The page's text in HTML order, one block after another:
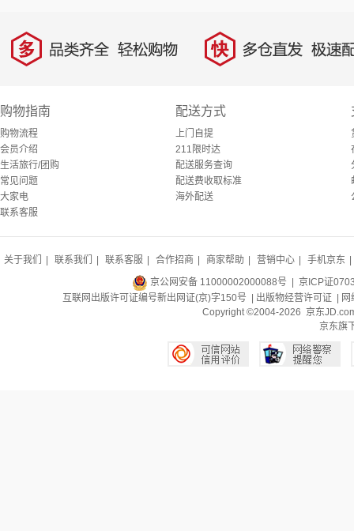
多 品类齐全，轻松购物 快 多仓直发，极速配
购物指南
购物流程
会员介绍
生活旅行/团购
常见问题
大家电
联系客服
配送方式
上门自提
211限时达
配送服务查询
配送费收取标准
海外配送
关于我们 联系我们 联系客服 合作招商 商家帮助 营销中心 手机京东
京公网安备 11000002000088号 | 京ICP证
互联网出版许可证编号新出网证(京)字150号 | 出版物经营许可证
Copyright ©2004-2026 京东
京东旗